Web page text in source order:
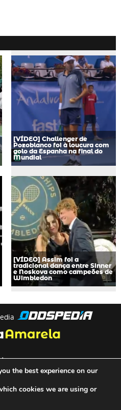
[VÍDEO] Challenger de
Pozoblanco foi à loucura com
golo da Espanha na final do
Mundial
[VÍDEO] Assim foi a
tradicional dança entre Sinner
e Noskova como campeões de
Wimbledon
bymeow
the best experience on our
cookies we are using or